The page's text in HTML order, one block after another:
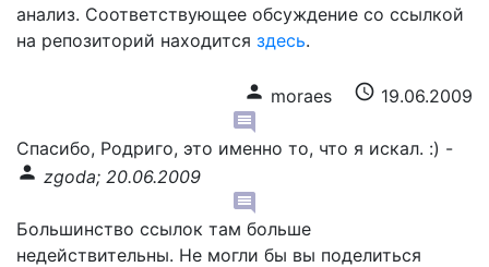
анализ. Соответствующее обсуждение со ссылкой
на репозиторий находится здесь.
person moraes schedule 19.06.2009
comment
Спасибо, Родриго, это именно то, что я искал. :) -
person zgoda; 20.06.2009
comment
Большинство ссылок там больше
недействительны. Не могли бы вы поделиться